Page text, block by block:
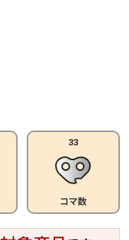
33
コマ数